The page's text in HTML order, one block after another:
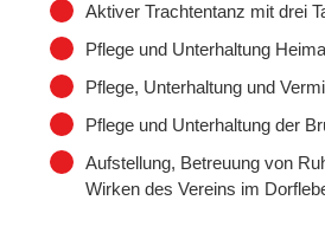
Aktiver Trachtentanz mit drei
Pflege und Unterhaltung
Pflege, Unterhaltung und
Pflege und Unterhaltung der
Aufstellung, Betreuung von
Wirken des Vereins im